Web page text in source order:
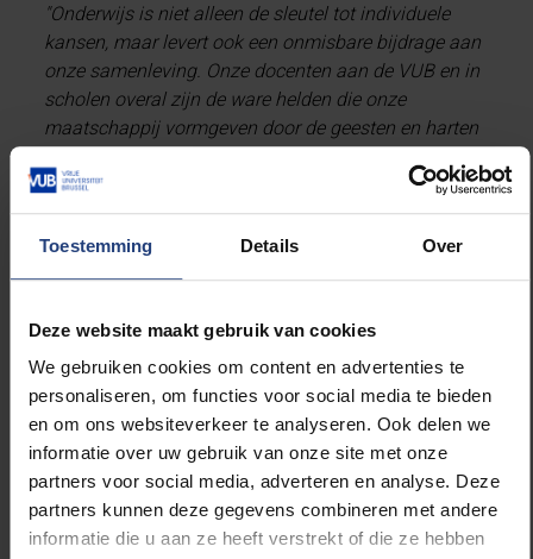
Toestemming Details Over
Deze website maakt gebruik van cookies
We gebruiken cookies om content en advertenties te
personaliseren, om functies voor social media te bieden
en om ons websiteverkeer te analyseren. Ook delen we
informatie over uw gebruik van onze site met onze
partners voor social media, adverteren en analyse. Deze
partners kunnen deze gegevens combineren met andere
informatie die u aan ze heeft verstrekt of die ze hebben
"Onderwijs is niet alleen de sleutel tot individuele
kansen, maar levert ook een onmisbare bijdrage aan
onze samenleving. Onze docenten aan de VUB en in
scholen overal zijn de ware helden die onze
maatschappij vormgeven door de geesten en harten
hen vandaag en altijd, want zij zijn de kracht achter
onze toekomst”, aldus Nadine Engels, vicerector
Onderwijs- en Studentenzaken van de VUB.
leerkrachten
Om hun dank extra kracht bij te zetten, overhandigen
de VUB-studenten persoonlijk de doosjes pralines
aan hun oud-leerkrachten.“Dankzij mijn oud-
leerkrachten werd de stap naar hoger onderwijs
makkelijker gemaakt”, vertelt VUB-student Anouck
Van Steen, die momenteel Agogische